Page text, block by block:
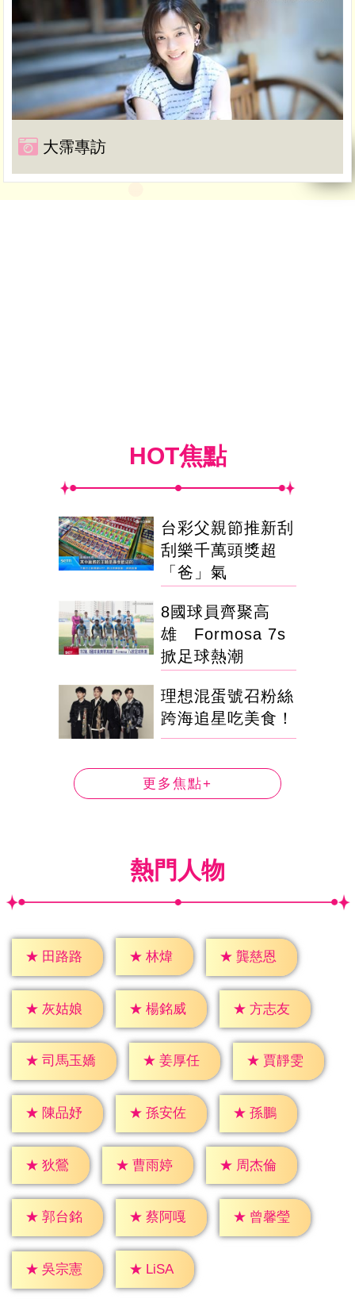
大霈專訪
HOT焦點
台彩父親節推新刮
刮樂千萬頭獎超
「爸」氣
8國球員齊聚高
雄 Formosa 7s
掀足球熱潮
理想混蛋號召粉絲
跨海追星吃美食！
更多焦點+
熱門人物
★ 田路路 ★ 林煒 ★ 龔慈恩
★ 灰姑娘 ★ 楊銘威 ★ 方志友
★ 司馬玉嬌 ★ 姜厚任 ★ 賈靜雯
★ 陳品妤 ★ 孫安佐 ★ 孫鵬
★ 狄鶯 ★ 曹雨婷 ★ 周杰倫
★ 郭台銘 ★ 蔡阿嘎 ★ 曾馨瑩
★ 吳宗憲 ★ LiSA